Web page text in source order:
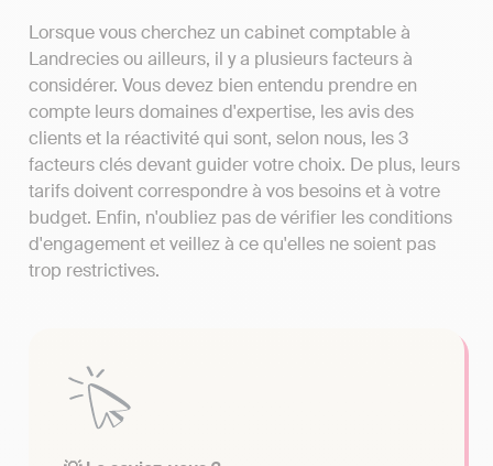
Lorsque vous cherchez un cabinet comptable à
Landrecies ou ailleurs, il y a plusieurs facteurs à
considérer. Vous devez bien entendu prendre en
compte leurs domaines d'expertise, les avis des
clients et la réactivité qui sont, selon nous, les 3
facteurs clés devant guider votre choix. De plus, leurs
tarifs doivent correspondre à vos besoins et à votre
budget. Enfin, n'oubliez pas de vérifier les conditions
d'engagement et veillez à ce qu'elles ne soient pas
trop restrictives.